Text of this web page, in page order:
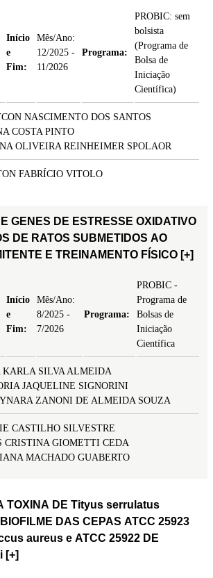
Início
e
Fim:
Mês/Ano:
12/2025 -
11/2026
Programa:
PROBIC: sem
bolsista
(Programa de
Bolsa de
Iniciação
Científica)
NASCIMENTO DOS SANTOS
COSTA PINTO
OLIVEIRA REINHEIMER SPOLAOR
FABRÍCIO VITOLO
GENES DE ESTRESSE OXIDATIVO
DE RATOS SUBMETIDOS AO
E TREINAMENTO FÍSICO [+]
Início
e
Fim:
Mês/Ano:
8/2025 -
7/2026
Programa:
PROBIC -
Programa de
Bolsas de
Iniciação
Científica
KARLA SILVA ALMEIDA
JAQUELINE SIGNORINI
ZANONI DE ALMEIDA SOUZA
CASTILHO SILVESTRE
CRISTINA GIOMETTI CEDA
MACHADO GUABERTO
TOXINA DE Tityus serrulatus
DAS CEPAS ATCC 25923
aureus e ATCC 25922 DE
[+]